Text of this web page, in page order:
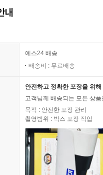
와 호흡의 중요성
내
예스24 배송
배송비 : 무료배송
안전하고 정확한 포장을 위
고객님께 배송되는 모든 상
목적 : 안전한 포장 관리
촬영범위 : 박스 포장 작업